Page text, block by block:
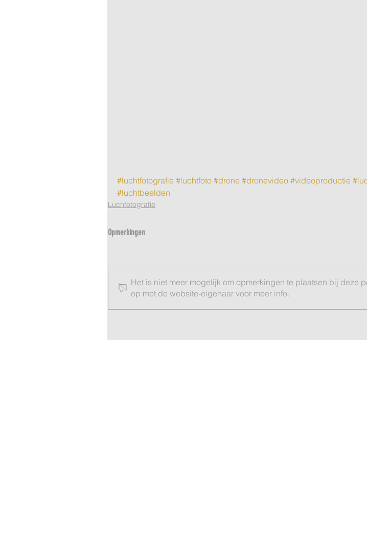
#luchtfotografie #luchtfoto #drone #dronevideo #videoproductie
#luchtbeelden
Luchfotografie
Opmerkingen
Het is niet meer mogelijk om opmerkingen te plaatsen bij deze
op met de website-eigenaar voor meer info.